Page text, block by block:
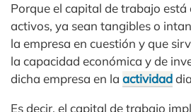
Porque el capital de trabajo
activos, ya sean tangibles o
la empresa en cuestión y que
la capacidad económica y de
dicha empresa en la actividad
Es decir, el capital de trabajo